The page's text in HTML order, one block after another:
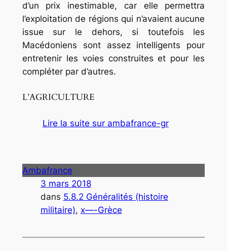
d’un prix inestimable, car elle permettra
l’exploitation de régions qui n’avaient aucune
issue sur le dehors, si toutefois les
Macédoniens sont assez intelligents pour
entretenir les voies construites et pour les
compléter par d’autres.
L’AGRICULTURE
Lire la suite sur ambafrance-gr
Ambafrance
3 mars 2018
dans 5.8.2 Généralités (histoire
militaire), x—-Grèce